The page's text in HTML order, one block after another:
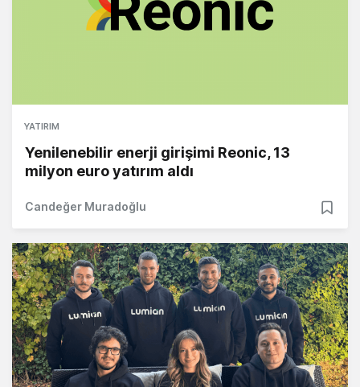
YATIRIM
Yenilenebilir enerji girişimi Reonic, 13
milyon euro yatırım aldı
Candeğer Muradoğlu